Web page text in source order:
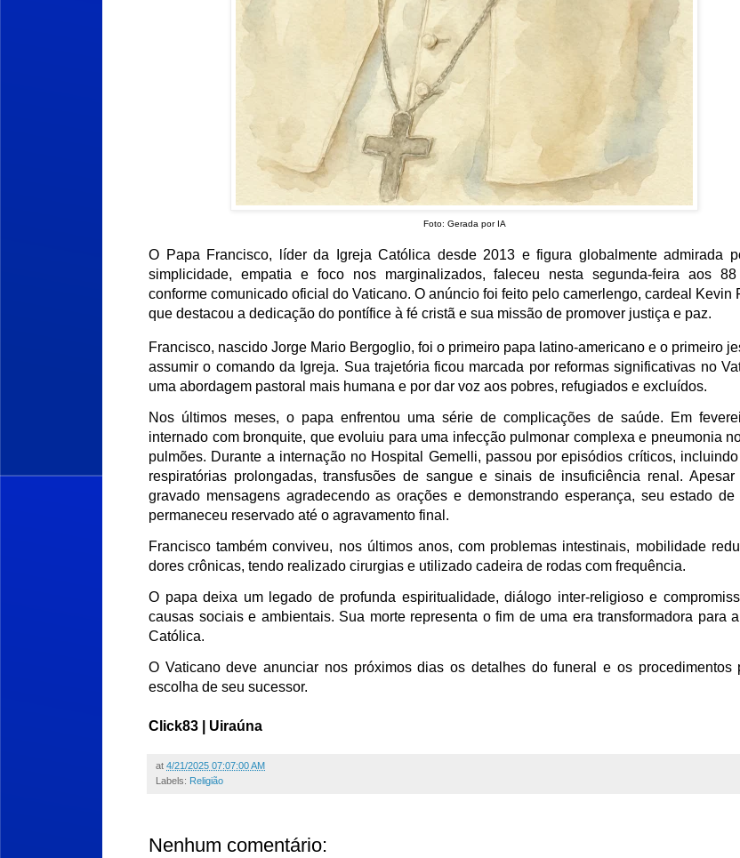
Foto: Gerada por IA
O Papa Francisco, líder da Igreja Católica desde 2013 e figura globalmente admirada
simplicidade, empatia e foco nos marginalizados, faleceu nesta segunda-feira aos 88
conforme comunicado oficial do Vaticano. O anúncio foi feito pelo camerlengo, cardeal Kevin
que destacou a dedicação do pontífice à fé cristã e sua missão de promover justiça e paz.
Francisco, nascido Jorge Mario Bergoglio, foi o primeiro papa latino-americano e o primeiro
assumir o comando da Igreja. Sua trajetória ficou marcada por reformas significativas no
uma abordagem pastoral mais humana e por dar voz aos pobres, refugiados e excluídos.
Nos últimos meses, o papa enfrentou uma série de complicações de saúde. Em
internado com bronquite, que evoluiu para uma infecção pulmonar complexa e pneumonia
pulmões. Durante a internação no Hospital Gemelli, passou por episódios críticos,
respiratórias prolongadas, transfusões de sangue e sinais de insuficiência renal.
gravado mensagens agradecendo as orações e demonstrando esperança, seu estado de
permaneceu reservado até o agravamento final.
Francisco também conviveu, nos últimos anos, com problemas intestinais, mobilidade
dores crônicas, tendo realizado cirurgias e utilizado cadeira de rodas com frequência.
O papa deixa um legado de profunda espiritualidade, diálogo inter-religioso e
causas sociais e ambientais. Sua morte representa o fim de uma era transformadora para
Católica.
O Vaticano deve anunciar nos próximos dias os detalhes do funeral e os procedimentos
escolha de seu sucessor.
Click83 | Uiraúna
at 4/21/2025 07:07:00 AM
Labels: Religião
Nenhum comentário: